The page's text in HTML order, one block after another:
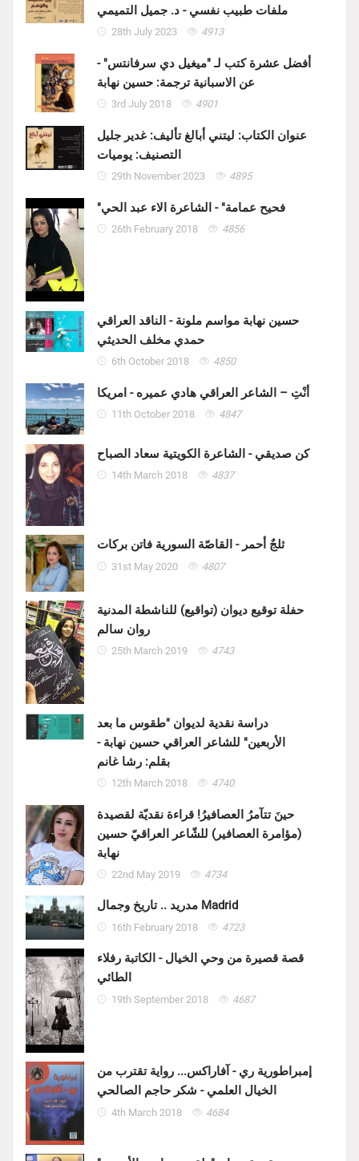
ملفات طبيب نفسي - د. جميل التميمي
28th July 2023 4913
أفضل عشرة كتب لـ "ميغيل دي سرفانتس" -
عن الاسبانية ترجمة: حسين نهابة
3rd July 2018 4901
عنوان الكتاب: ليتني أبالغ تأليف: غدير جليل
التصنيف: يوميات
29th November 2023 4895
"فحيح عمامة" - الشاعرة الاء عبد الحي
26th February 2018 4856
حسين نهابة مواسم ملونة - الناقد العراقي
حمدي مخلف الحديثي
6th October 2018 4850
أنْتِ – الشاعر العراقي هادي عميره - امريكا
11th October 2018 4847
كن صديقي - الشاعرة الكويتية سعاد الصباح
14th March 2018 4837
ثلجٌ أحمر - القاصّة السورية فاتن بركات
31st May 2020 4807
حفلة توقيع ديوان (تواقيع) للناشطة المدنية
روان سالم
25th March 2019 4743
دراسة نقدية لديوان "طقوس ما بعد
الأربعين" للشاعر العراقي حسين نهابة -
بقلم: رشا غانم
12th March 2018 4740
حينَ تتآمرُ العصافيرُ! قراءة نقديّة لقصيدة
(مؤامرة العصافير) للشّاعر العراقيّ حسين
نهابة
22nd May 2019 4734
مدريد .. تاريخ وجمال Madrid
16th February 2018 4723
قصة قصيرة من وحي الخيال - الكاتبة رفلاء
الطائي
19th September 2018 4687
إمبراطورية ري - آفاراكس... رواية تقترب من
الخيال العلمي - شكر حاجم الصالحي
4th March 2018 4684